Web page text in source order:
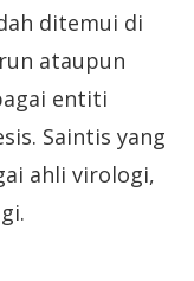
ditemui di
ataupun
entiti
Saintis yang
ahli virologi,